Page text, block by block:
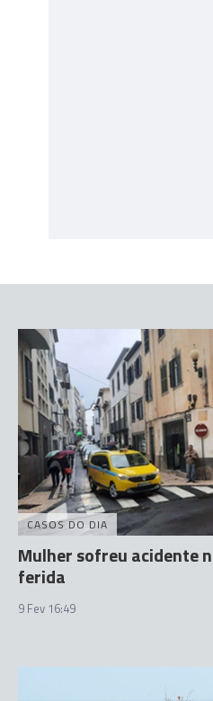
CASOS DO DIA
Mulher sofreu acidente
ferida
9 Fev 16:49